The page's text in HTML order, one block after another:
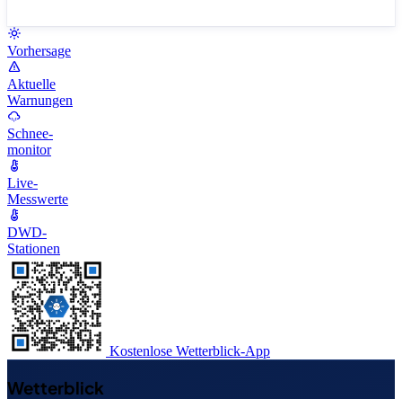
Vorhersage
Aktuelle
Warnungen
Schnee-
monitor
Live-
Messwerte
DWD-
Stationen
Kostenlose Wetterblick-App
Wetterblick